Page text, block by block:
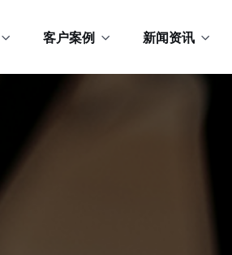
客户案例 新闻资讯